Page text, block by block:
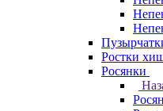
Ростки
Росянки